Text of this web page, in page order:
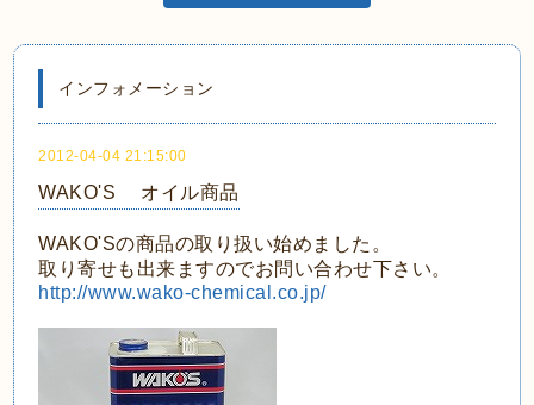
インフォメーション
2012-04-04 21:15:00
WAKO'S オイル商品
WAKO'Sの商品の取り扱い始めました。
取り寄せも出来ますのでお問い合わせ下さい。
http://www.wako-chemical.co.jp/